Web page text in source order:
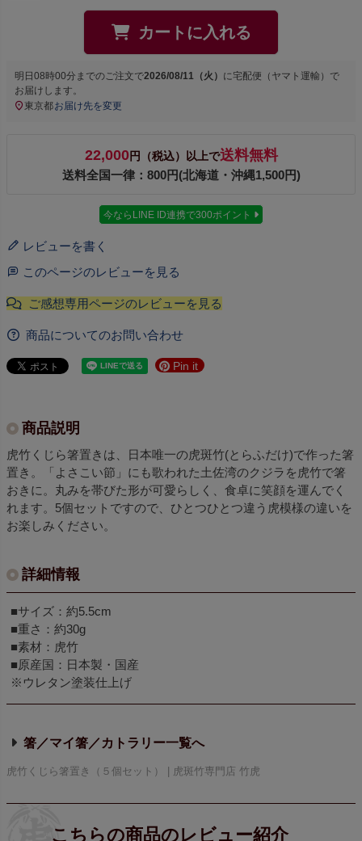
カートに入れる
明日 08時00分 までのご注文で2026/08/11（火） に宅配便（ヤマト運輸） で
お届けします。
東京都お届け先を変更
22,000円（税込）以上で送料無料
送料全国一律：800円(北海道・沖縄1,500円)
今ならLINE ID連携で300ポイント
レビューを書く
このページのレビューを見る
商品についてのお問い合わせ
Pin it
商品説明
虎竹くじら箸置きは、日本唯一の虎斑竹(とらふだけ)で作った箸
置き。「よさこい節」にも歌われた土佐湾のクジラを虎竹で箸
おきに。丸みを帯びた形が可愛らしく、食卓に笑顔を運んでく
れます。5個セットですので、ひとつひとつ違う虎模様の違いを
お楽しみください。
詳細情報
■サイズ：約5.5cm
■重さ：約30g
■素材：虎竹
■原産国：日本製・国産
※ウレタン塗装仕上げ
箸／マイ箸／カトラリー
虎竹くじら箸置き（５個セット） | 虎斑竹専門店 竹虎